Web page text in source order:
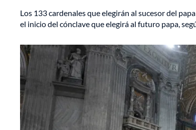
Los 133 cardenales que elegirán al sucesor del
el inicio del cónclave que elegirá al futuro papa,